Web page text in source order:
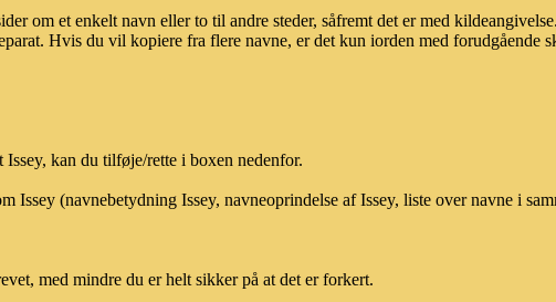
om et enkelt navn eller to til andre steder, såfremt det er med
Hvis du vil kopiere fra flere navne, er det kun iorden med forudgående
kan du tilføje/rette i boxen nedenfor.
Issey (navnebetydning Issey, navneoprindelse af Issey, liste over navne i
med mindre du er helt sikker på at det er forkert.